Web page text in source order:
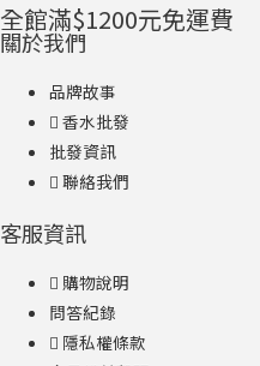
全館滿$1200元免運費
關於我們
品牌故事
香水批發
批發資訊
聯絡我們
客服資訊
購物說明
問答紀錄
隱私權條款